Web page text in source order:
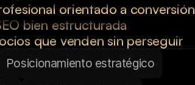
orientado a conversión
bien estructurada
que venden sin perseguir
Posicionamiento estratégico